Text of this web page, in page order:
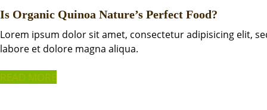
Is Organic Quinoa Nature’s Perfect Food?
Lorem ipsum dolor sit amet, consectetur adipisicing elit,
labore et dolore magna aliqua.
READ MORE